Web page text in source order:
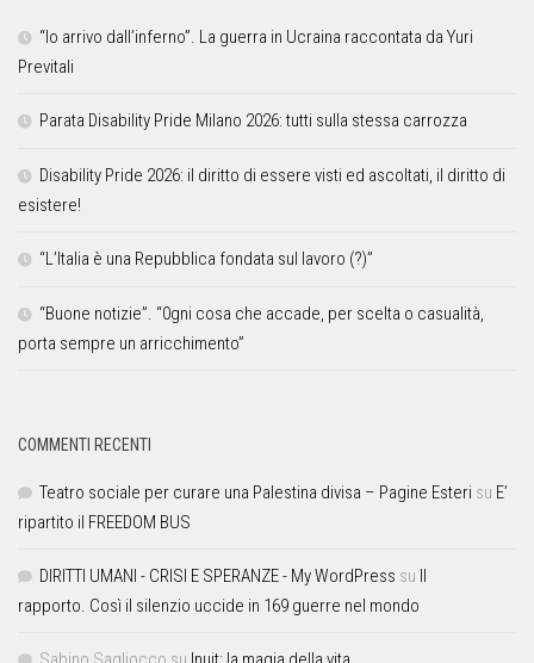
“Io arrivo dall’inferno”. La guerra in Ucraina raccontata da Yuri
Previtali
Parata Disability Pride Milano 2026: tutti sulla stessa carrozza
Disability Pride 2026: il diritto di essere visti ed ascoltati, il diritto di
esistere!
“L’Italia è una Repubblica fondata sul lavoro (?)”
“Buone notizie”. “0gni cosa che accade, per scelta o casualità,
porta sempre un arricchimento”
COMMENTI RECENTI
Teatro sociale per curare una Palestina divisa – Pagine Esteri su E’
ripartito il FREEDOM BUS
DIRITTI UMANI - CRISI E SPERANZE - My WordPress su Il
rapporto. Così il silenzio uccide in 169 guerre nel mondo